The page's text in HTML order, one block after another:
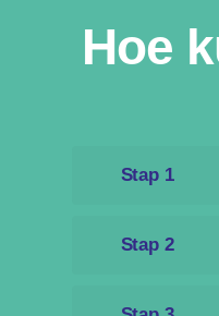
Hoe
Stap 1
Controleer
Stap 2
Is de